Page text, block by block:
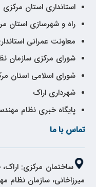
استانداری استان مرکزی
راه و شهرسازی استان
معاونت عمرانی
شورای مرکزی سازمان
شورای اسلامی استان
شهرداری اراک
پایگاه خبری نظام
تماس با ما
ساختمان مرکزی:
میرزاخانی، سازمان نظام